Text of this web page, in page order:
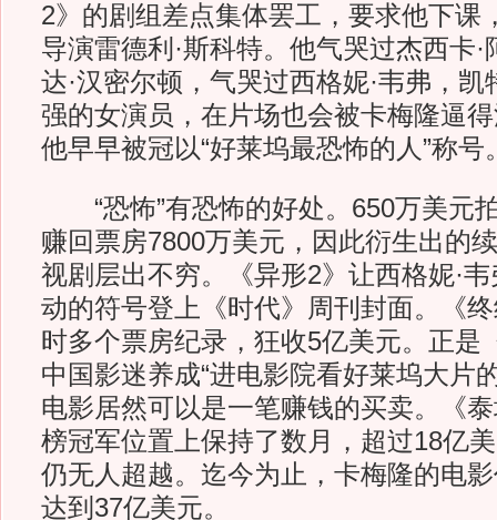
2》的剧组差点集体罢工，要求他下课
导演雷德利·斯科特。他气哭过杰西卡
达·汉密尔顿，气哭过西格妮·韦弗，凯
强的女演员，在片场也会被卡梅隆逼
他早早被冠以“好莱坞最恐怖的人”称号
“恐怖”有恐怖的好处。650万美元
赚回票房7800万美元，因此衍生出的
视剧层出不穷。《异形2》让西格妮·
动的符号登上《时代》周刊封面。《
时多个票房纪录，狂收5亿美元。正是
中国影迷养成“进电影院看好莱坞大片
电影居然可以是一笔赚钱的买卖。《
榜冠军位置上保持了数月，超过18亿
仍无人超越。迄今为止，卡梅隆的电
达到37亿美元。